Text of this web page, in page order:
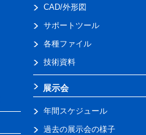
CAD/外形図
サポートツール
各種ファイル
技術資料
展示会
年間スケジュール
過去の展示会の様子